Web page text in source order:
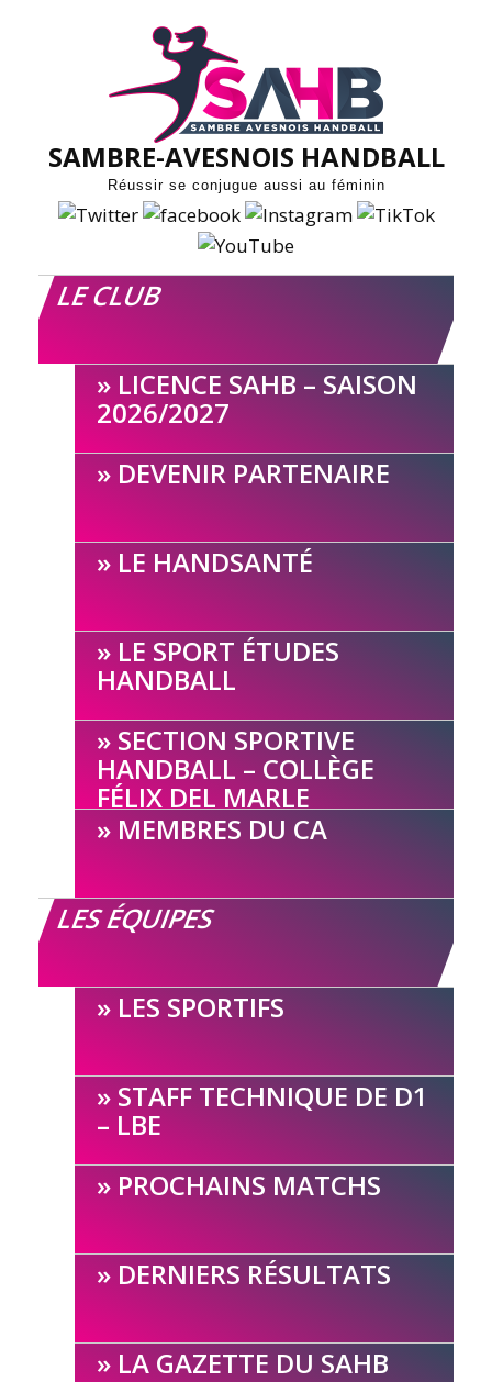
SAMBRE-AVESNOIS HANDBALL
Réussir se conjugue aussi au féminin
LE CLUB
LICENCE SAHB – SAISON
2026/2027
DEVENIR PARTENAIRE
LE HANDSANTÉ
LE SPORT ÉTUDES
HANDBALL
SECTION SPORTIVE
HANDBALL – COLLÈGE
FÉLIX DEL MARLE
MEMBRES DU CA
LES ÉQUIPES
LES SPORTIFS
STAFF TECHNIQUE DE D1
– LBE
PROCHAINS MATCHS
DERNIERS RÉSULTATS
LA GAZETTE DU SAHB